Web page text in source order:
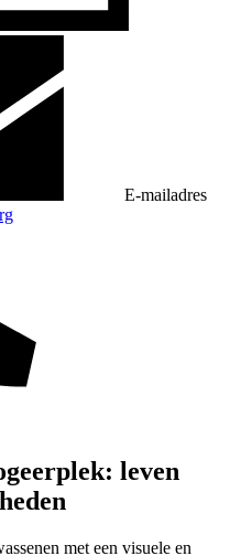
E-mailadres
leven
met een visuele en